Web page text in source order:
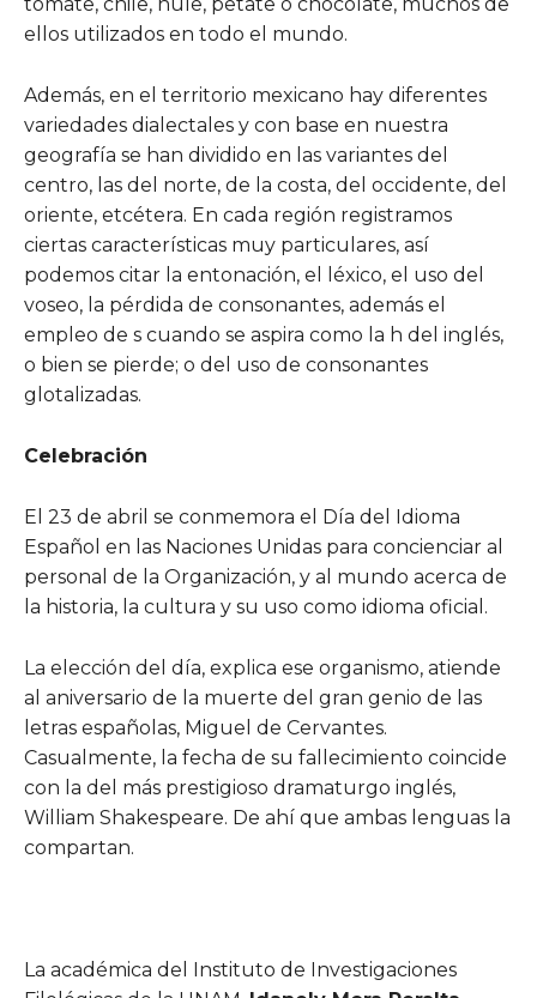
ellos utilizados en todo el mundo.
Además, en el territorio mexicano hay diferentes
variedades dialectales y con base en nuestra
geografía se han dividido en las variantes del
centro, las del norte, de la costa, del occidente, del
oriente, etcétera. En cada región registramos
ciertas características muy particulares, así
podemos citar la entonación, el léxico, el uso del
voseo, la pérdida de consonantes, además el
empleo de s cuando se aspira como la h del inglés,
o bien se pierde; o del uso de consonantes
glotalizadas.
Celebración
El 23 de abril se conmemora el Día del Idioma
Español en las Naciones Unidas para concienciar al
personal de la Organización, y al mundo acerca de
la historia, la cultura y su uso como idioma oficial.
La elección del día, explica ese organismo, atiende
al aniversario de la muerte del gran genio de las
letras españolas, Miguel de Cervantes.
Casualmente, la fecha de su fallecimiento coincide
con la del más prestigioso dramaturgo inglés,
William Shakespeare. De ahí que ambas lenguas la
compartan.
La académica del Instituto de Investigaciones